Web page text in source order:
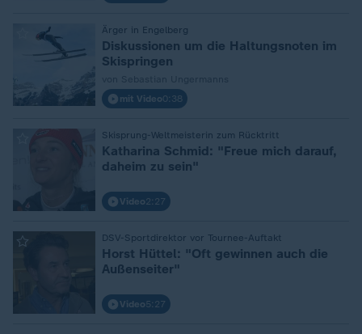
Ärger in Engelberg
Diskussionen um die Haltungsnoten im
Skispringen
mit Video0:38
Skisprung-Weltmeisterin zum Rücktritt
Katharina Schmid: "Freue mich darauf,
daheim zu sein"
Video2:27
DSV-Sportdirektor vor Tournee-Auftakt
Horst Hüttel: "Oft gewinnen auch die
Außenseiter"
Video5:27